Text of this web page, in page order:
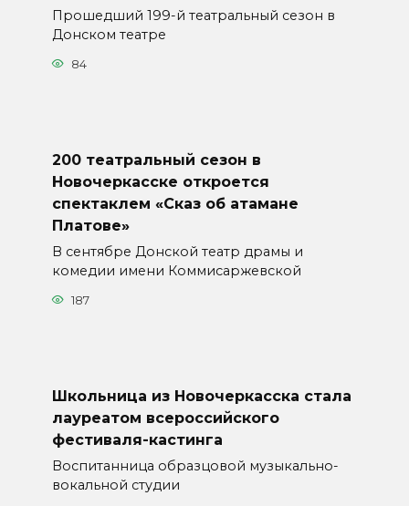
Прошедший 199-й театральный сезон в
Донском театре
84
200 театральный сезон в
Новочеркасске откроется
спектаклем «Сказ об атамане
Платове»
В сентябре Донской театр драмы и
комедии имени Коммисаржевской
187
Школьница из Новочеркасска стала
лауреатом всероссийского
фестиваля-кастинга
Воспитанница образцовой музыкально-
вокальной студии